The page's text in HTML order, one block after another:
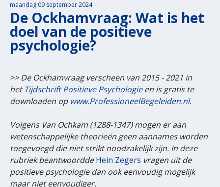
maandag 09 september 2024
De Ockhamvraag: Wat is het
doel van de positieve
psychologie?
>> De Ockhamvraag verscheen van 2015 - 2021 in
hetTijdschrift Positieve Psychologieen is gratis te
downloaden op www.ProfessioneelBegeleiden.nl.
Volgens Van Ochkam (1288-1347) mogen er aan
wetenschappelijke theorieën geen aannames worden
toegevoegd die niet strikt noodzakelijk zijn. In deze
rubriek beantwoorddeHein Zegers vragen uit de
positieve psychologie dan ook eenvoudig mogelijk
maar niet eenvoudiger.